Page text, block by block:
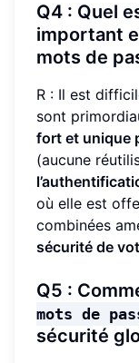
Q4 : Quel
important
mots de
R : Il est
sont
fort et unique
(aucune
où elle est
combinées
sécurité de
Q5 :
mots de
sécurité